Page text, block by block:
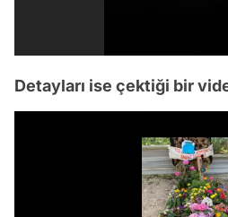
Detayları ise çektiği bir